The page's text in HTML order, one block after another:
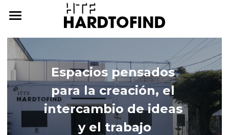
THE WHAT
The What
Inner Artisan
International Workshops
THE WHO
The Who
At Home
THE WHY
THE HOW
Espacios pensados
para la creación, el
intercambio de ideas
y el trabajo